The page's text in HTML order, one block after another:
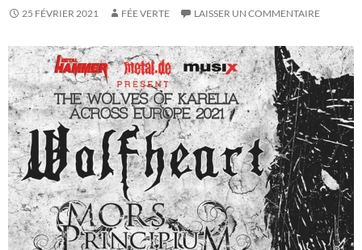
25 FÉVRIER 2021 FÉE VERTE LAISSER UN COMMENTAIRE